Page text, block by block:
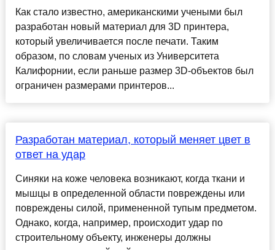
Как стало известно, американскими учеными был
разработан новый материал для 3D принтера,
который увеличивается после печати. Таким
образом, по словам ученых из Университета
Калифорнии, если раньше размер 3D-объектов был
ограничен размерами принтеров...
Разработан материал, который меняет цвет в
ответ на удар
Синяки на коже человека возникают, когда ткани и
мышцы в определенной области повреждены или
повреждены силой, примененной тупым предметом.
Однако, когда, например, происходит удар по
строительному объекту, инженеры должны